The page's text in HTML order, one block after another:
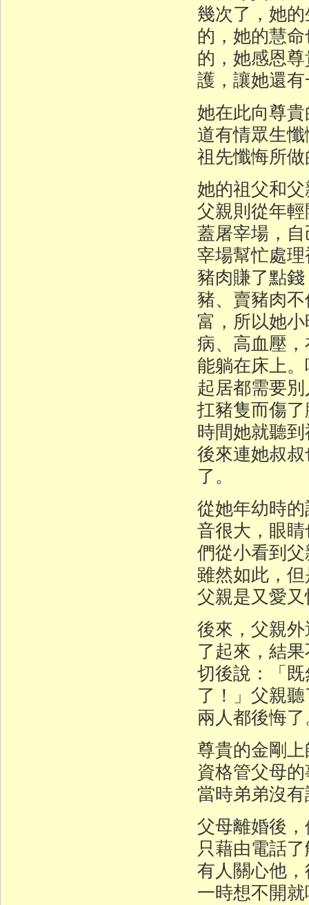
幾次了，她
的，她的慧
的，她感恩
護，讓她還
她在此向尊
道有情眾生
祖先懺悔所
她的祖父和
父親則從年
蓋屠宰場，
宰場幫忙處
豬肉賺了點
豬、賣豬肉
富，所以她
病、高血壓
能躺在床上
起居都需要
扛豬隻而傷
時間她就聽
後來連她叔
了。
從她年幼時
音很大，眼
們從小看到
雖然如此，
父親是又愛
後來，父親
了起來，結
切後說：「
了！」父親
兩人都後悔
尊貴的金剛
資格管父母
當時弟弟沒
父母離婚後
只藉由電話
有人關心他
一時想不開